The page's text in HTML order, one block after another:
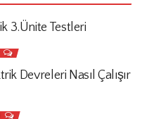
3.Ünite Testleri
Devreleri Nasıl Çalışır